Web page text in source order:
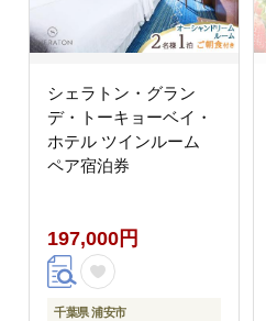
シェラトン・グラン
デ・トーキョーベイ・
ホテル ツインルーム
ペア宿泊券
197,000円
千葉県 浦安市